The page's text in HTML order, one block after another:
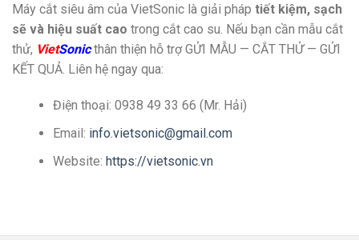
Máy cắt siêu âm của VietSonic là giải pháp tiết kiệm, sạch
sẽ và hiệu suất cao trong cắt cao su. Nếu bạn cần mẫu cắt
thử, VietSonicthân thiện hỗ trợ GỬI MẪU — CẮT THỬ — GỬI
KẾT QUẢ. Liên hệ ngay qua:
Điện thoại: 0938 49 33 66 (Mr. Hải)
Email: info.vietsonic@gmail.com
Website: https://vietsonic.vn